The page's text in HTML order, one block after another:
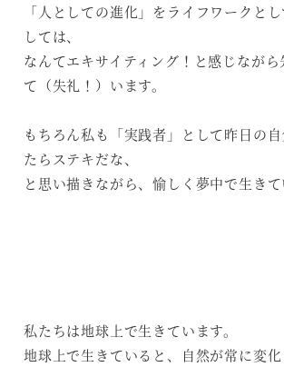
「人としての進化」をライフワークと
しては、
なんてエキサイティング！と感じなが
て（失礼！）います。
もちろん私も「実践者」として昨日の
たらステキだな、
と思い描きながら、愉しく夢中で生きて
私たちは地球上で生きています。
地球上で生きていると、自然が常に変